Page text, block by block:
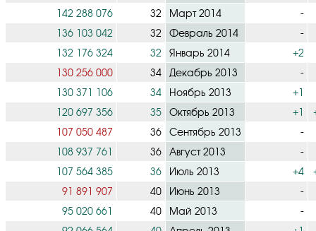
142 288 076
32 Март 2014
-
136 103 042
32 Февраль 2014
-
132 176 324
32 Январь 2014
+2
130 256 000
34 Декабрь 2013
-
130 371 106
34 Ноябрь 2013
+1
120 697 356
35 Октябрь 2013 +1
107 050 487
36 Сентябрь 2013
-
108 937 761
36 Август 2013
-
107 564 385
36 Июль 2013 +4
91 891 907
40 Июнь 2013
-
95 020 661
40 Май 2013
-